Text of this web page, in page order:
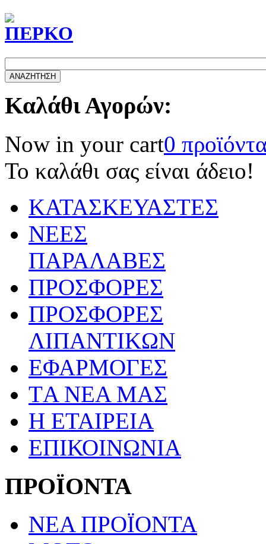
Καλάθι Αγορών:
Now in your cart0
Το καλάθι σας είναι άδειο!
ΚΑΤΑΣΚΕΥΑΣΤΕΣ
ΝΕΕΣ
ΠΑΡΑΛΑΒΕΣ
ΠΡΟΣΦΟΡΕΣ
ΠΡΟΣΦΟΡΕΣ
ΛΙΠΑΝΤΙΚΩΝ
ΕΦΑΡΜΟΓΕΣ
TΑ ΝΕΑ ΜΑΣ
Η ΕΤΑΙΡΕΙΑ
ΕΠΙΚΟΙΝΩΝΙΑ
ΠΡΟΪΟΝΤΑ
ΝΕΑ ΠΡΟΪΟΝΤΑ